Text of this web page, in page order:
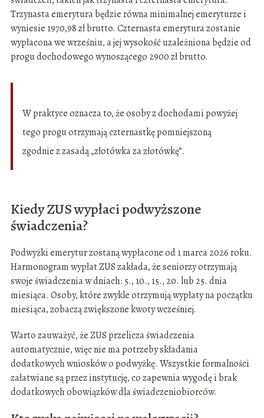
Trzynasta emerytura będzie równa minimalnej emeryturze i
wyniesie 1970,98 zł brutto. Czternasta emerytura zostanie
wypłacona we wrześniu, a jej wysokość uzależniona będzie od
progu dochodowego wynoszącego 2900 zł brutto.
W praktyce oznacza to, że osoby z dochodami powyżej
tego progu otrzymają czternastkę pomniejszoną
zgodnie z zasadą „złotówka za złotówkę”.
Kiedy ZUS wypłaci podwyższone
świadczenia?
Podwyżki emerytur zostaną wypłacone od 1 marca 2026 roku.
Harmonogram wypłat ZUS zakłada, że seniorzy otrzymają
swoje świadczenia w dniach: 5., 10., 15., 20. lub 25. dnia
miesiąca. Osoby, które zwykle otrzymują wypłaty na początku
miesiąca, zobaczą zwiększone kwoty wcześniej.
Warto zauważyć, że ZUS przelicza świadczenia
automatycznie, więc nie ma potrzeby składania
dodatkowych wniosków o podwyżkę. Wszystkie formalności
załatwiane są przez instytucję, co zapewnia wygodę i brak
dodatkowych obowiązków dla świadczeniobiorców.